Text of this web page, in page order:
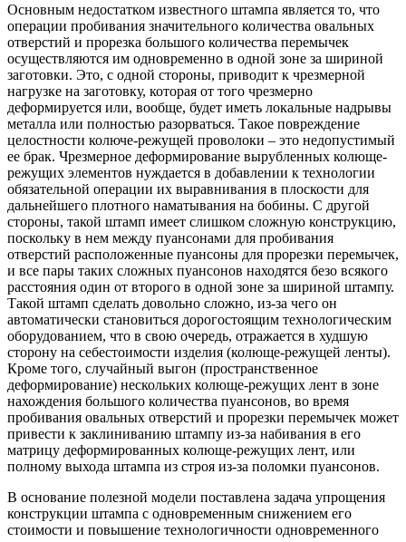
Основным недостатком известного штампа является то, что
операции пробивания значительного количества овальных
отверстий и прорезка большого количества перемычек
осуществляются им одновременно в одной зоне за шириной
заготовки. Это, с одной стороны, приводит к чрезмерной
нагрузке на заготовку, которая от того чрезмерно
деформируется или, вообще, будет иметь локальные надрывы
металла или полностью разорваться. Такое повреждение
целостности колюче-режущей проволоки – это недопустимый
ее брак. Чрезмерное деформирование вырубленных колюще-
режущих элементов нуждается в добавлении к технологии
обязательной операции их выравнивания в плоскости для
дальнейшего плотного наматывания на бобины. С другой
стороны, такой штамп имеет слишком сложную конструкцию,
поскольку в нем между пуансонами для пробивания
отверстий расположенные пуансоны для прорезки перемычек,
и все пары таких сложных пуансонов находятся безо всякого
расстояния один от второго в одной зоне за шириной штампу.
Такой штамп сделать довольно сложно, из-за чего он
автоматически становиться дорогостоящим технологическим
оборудованием, что в свою очередь, отражается в худшую
сторону на себестоимости изделия (колюще-режущей ленты).
Кроме того, случайный выгон (пространственное
деформирование) нескольких колюще-режущих лент в зоне
нахождения большого количества пуансонов, во время
пробивания овальных отверстий и прорезки перемычек может
привести к заклиниванию штампу из-за набивания в его
матрицу деформированных колюще-режущих лент, или
полному выхода штампа из строя из-за поломки пуансонов.
В основание полезной модели поставлена задача упрощения
конструкции штампа с одновременным снижением его
стоимости и повышение технологичности одновременного